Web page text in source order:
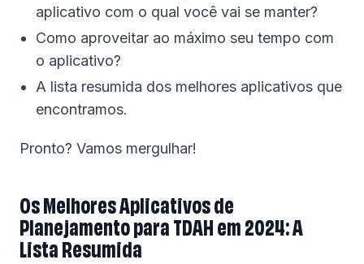
aplicativo com o qual você vai se manter?
Como aproveitar ao máximo seu tempo com
o aplicativo?
A lista resumida dos melhores aplicativos que
encontramos.
Pronto? Vamos mergulhar!
Os Melhores Aplicativos de
Planejamento para TDAH em 2024: A
Lista Resumida